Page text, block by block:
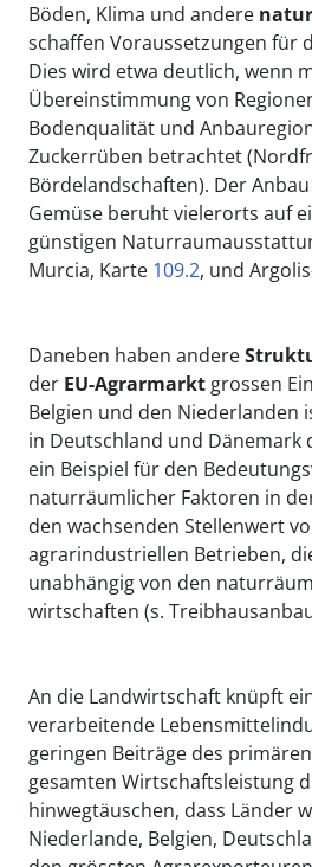
Böden, Klima und andere
schaffen Voraussetzungen für
Dies wird etwa deutlich, wenn
Übereinstimmung von
Bodenqualität und
Zuckerrüben betrachtet
Bördelandschaften). Der
Gemüse beruht vielerorts auf
günstigen
Murcia, Karte 109.2, und
Daneben haben andere
der EU-Agrarmarkt grossen
Belgien und den Niederlanden
in Deutschland und Dänemark
ein Beispiel für den
naturräumlicher Faktoren in
den wachsenden Stellenwert
agrarindustriellen Betrieben,
unabhängig von den
wirtschaften (s.
An die Landwirtschaft knüpft
verarbeitende
geringen Beiträge des
gesamten Wirtschaftsleistung
hinwegtäuschen, dass Länder
Niederlande, Belgien,